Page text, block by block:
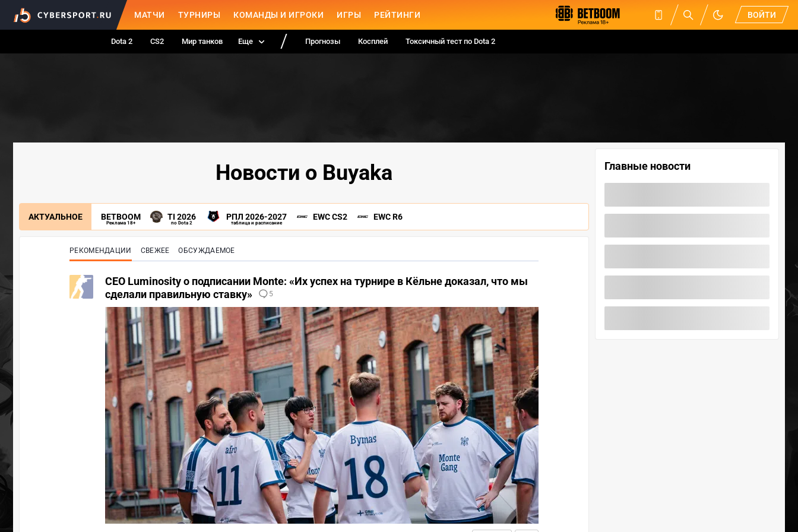
МАТЧИ ТУРНИРЫ КОМАНДЫ И ИГРОКИ ИГРЫ РЕЙТИНГИ ВОЙТИ
Dota 2 CS2 Мир танков Еще Прогнозы Косплей Токсичный тест по Dota 2
Новости о Buyaka
АКТУАЛЬНОЕ BETBOOM
Реклама 18+
TI 2026
по Dota 2
РПЛ 2026-2027
таблица и расписание
EWC CS2 EWC R6
РЕКОМЕНДАЦИИ СВЕЖЕЕ ОБСУЖДАЕМОЕ
CEO Luminosity о подписании Monte: «Их успех на турнире в Кёльне доказал, что мы
сделали правильную ставку»
5
Главные новости